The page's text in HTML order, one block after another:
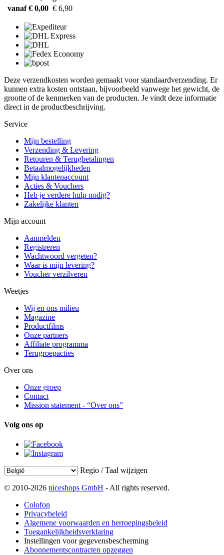
vanaf € 0,00 € 6,90
Deze verzendkosten worden gemaakt voor standaardverzending. Er
kunnen extra kosten ontstaan, bijvoorbeeld vanwege het gewicht, de
grootte of de kenmerken van de producten. Je vindt deze informatie
direct in de productbeschrijving.
Service
Mijn bestelling
Verzending & Levering
Retouren & Terugbetalingen
Betaalmogelijkheden
Mijn klantenaccount
Acties & Vouchers
Heb je verdere hulp nodig?
Zakelijke klanten
Mijn account
Aanmelden
Registreren
Wachtwoord vergeten?
Waar is mijn levering?
Voucher verzilveren
Weetjes
Wij en ons milieu
Magazine
Productfilms
Onze partners
Affiliate programma
Terugroepacties
Over ons
Onze groep
Contact
Mission statement - “Over ons”
Volg ons op
Regio / Taal wijzigen
© 2010-2026 niceshops GmbH - All rights reserved.
Colofon
Privacybeleid
Algemene voorwaarden en herroepingsbeleid
Toegankelijkheidsverklaring
Instellingen voor gegevensbescherming
Abonnementscontracten opzeggen